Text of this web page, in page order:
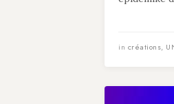
in créations,